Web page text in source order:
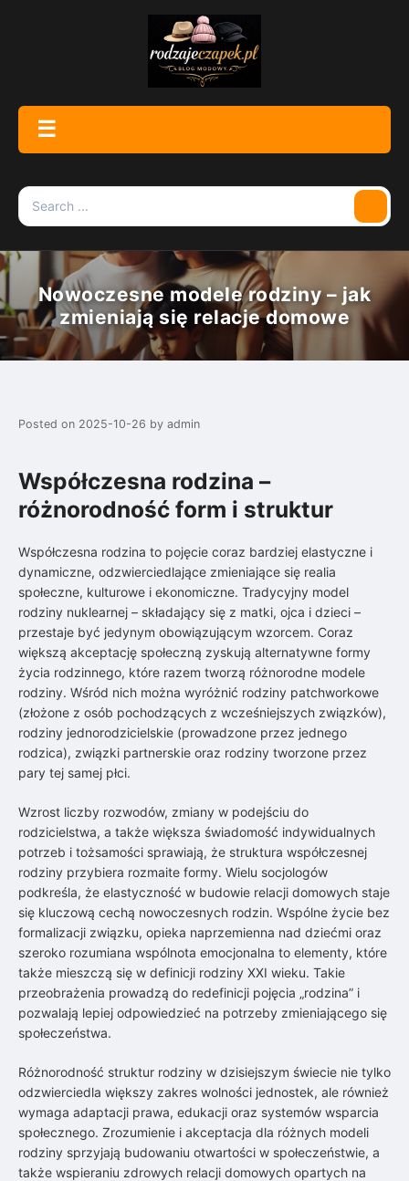
Menu
☰
Search
for:
Nowoczesne modele rodziny – jak
zmieniają się relacje domowe
Posted on 2025-10-26 by admin
Współczesna rodzina –
różnorodność form i struktur
Współczesna rodzina to pojęcie coraz bardziej elastyczne i
dynamiczne, odzwierciedlające zmieniające się realia
społeczne, kulturowe i ekonomiczne. Tradycyjny model
rodziny nuklearnej – składający się z matki, ojca i dzieci –
przestaje być jedynym obowiązującym wzorcem. Coraz
większą akceptację społeczną zyskują alternatywne formy
życia rodzinnego, które razem tworzą różnorodne modele
rodziny. Wśród nich można wyróżnić rodziny patchworkowe
(złożone z osób pochodzących z wcześniejszych związków),
rodziny jednorodzicielskie (prowadzone przez jednego
rodzica), związki partnerskie oraz rodziny tworzone przez
pary tej samej płci.
Wzrost liczby rozwodów, zmiany w podejściu do
rodzicielstwa, a także większa świadomość indywidualnych
potrzeb i tożsamości sprawiają, że struktura współczesnej
rodziny przybiera rozmaite formy. Wielu socjologów
podkreśla, że elastyczność w budowie relacji domowych staje
się kluczową cechą nowoczesnych rodzin. Wspólne życie bez
formalizacji związku, opieka naprzemienna nad dziećmi oraz
szeroko rozumiana wspólnota emocjonalna to elementy, które
także mieszczą się w definicji rodziny XXI wieku. Takie
przeobrażenia prowadzą do redefinicji pojęcia „rodzina” i
pozwalają lepiej odpowiedzieć na potrzeby zmieniającego się
społeczeństwa.
Różnorodność struktur rodziny w dzisiejszym świecie nie tylko
odzwierciedla większy zakres wolności jednostek, ale również
wymaga adaptacji prawa, edukacji oraz systemów wsparcia
społecznego. Zrozumienie i akceptacja dla różnych modeli
rodziny sprzyjają budowaniu otwartości w społeczeństwie, a
także wspieraniu zdrowych relacji domowych opartych na